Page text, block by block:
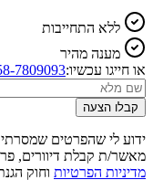
ללא התחייבות
מענה מהיר
או חייגו עכשיו:7809093
קבלו הצעה
ידוע לי שהפרטים שמסרתי
מאשר/ת קבלת דיוורים,
מדיניות הפרטיות וחוק